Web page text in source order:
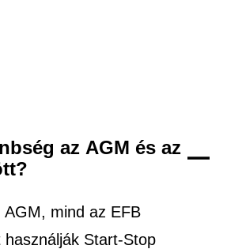
az AGM és az
AGM, mind az EFB
használják Start-Stop